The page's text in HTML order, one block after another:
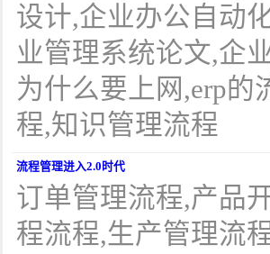
设计,企业办公自动
业管理系统论文,企
为什么要上网,erp的
程,知识管理流程
流程管理进入2.0时代
订单管理流程,产品
程流程,生产管理流